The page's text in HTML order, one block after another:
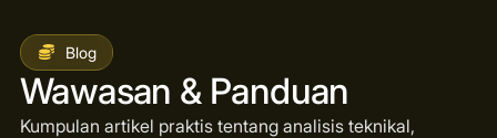
Blog
Wawasan & Panduan
Kumpulan artikel praktis tentang analisis teknikal,